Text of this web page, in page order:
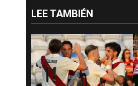
LEE TAMBIÉN